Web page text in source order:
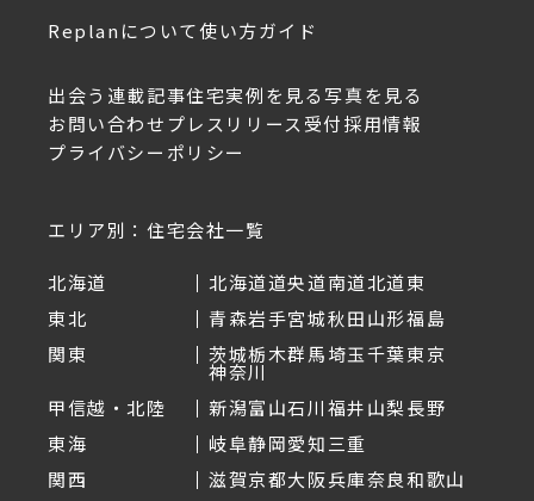
Replanについて使い方ガイド
出会う 連載記事住宅実例を見る写真を見る
お問い合わせ プレスリリース受付採用情報
プライバシーポリシー
エリア別：住宅会社一覧
北海道 北海道道央道南道北道東
東北
青森岩手宮城秋田山形福島
関東
茨城栃木群馬埼玉千葉東京
神奈川
甲信越・北陸
新潟富山石川福井山梨長野
東海
岐阜静岡愛知三重
関西
滋賀京都大阪兵庫奈良和歌山